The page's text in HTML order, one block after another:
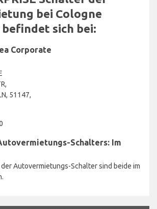
bei Cologne
sich bei:
Corporate
51147,
Schalters: Im
Autovermietungs-Schalter sind beide im